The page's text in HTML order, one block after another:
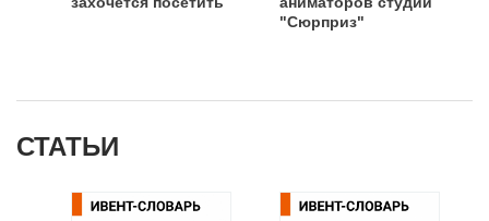
"Сюрприз"
СТАТЬИ